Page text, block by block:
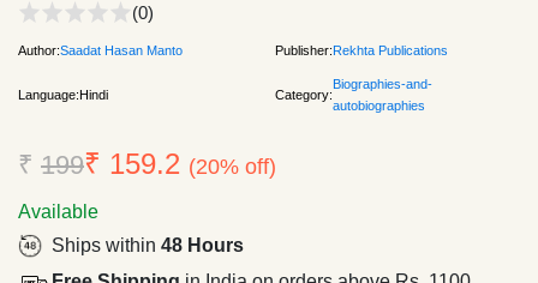
(0)
Author:Saadat Hasan Manto Publisher:Rekhta Publications
Language:Hindi Category:
Biographies-and-
autobiographies
₹ 199₹ 159.2 (20% off)
Available
Ships within 48 Hours